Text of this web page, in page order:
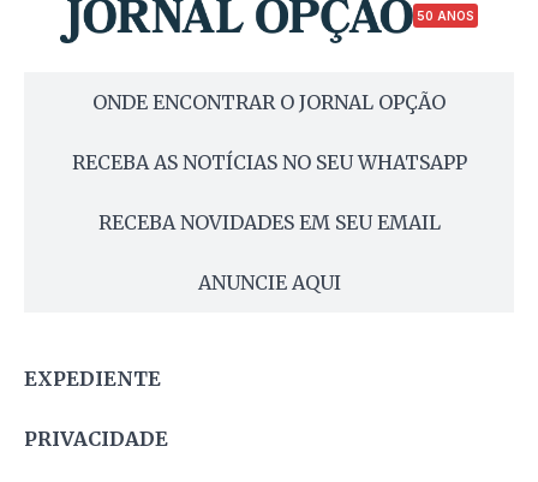
50 ANOS
ONDE ENCONTRAR O JORNAL OPÇÃO
RECEBA AS NOTÍCIAS NO SEU WHATSAPP
RECEBA NOVIDADES EM SEU EMAIL
ANUNCIE AQUI
EXPEDIENTE
PRIVACIDADE